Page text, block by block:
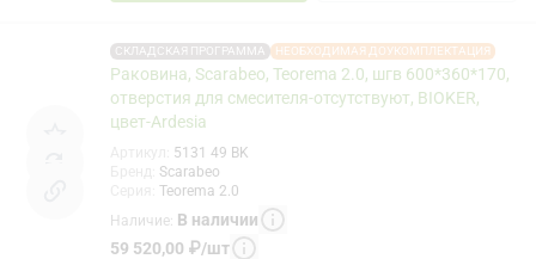
СКЛАДСКАЯ ПРОГРАММА НЕОБХОДИМАЯ ДОУКОМПЛЕКТАЦИЯ
Раковина, Scarabeo, Teorema 2.0, шгв 600*360*170,
отверстия для смесителя-отсутствуют, BIOKER,
цвет-Ardesia
5131 49 BK
Scarabeo
Teorema 2.0
Наличие: В наличии
59 520,00 ₽/шт